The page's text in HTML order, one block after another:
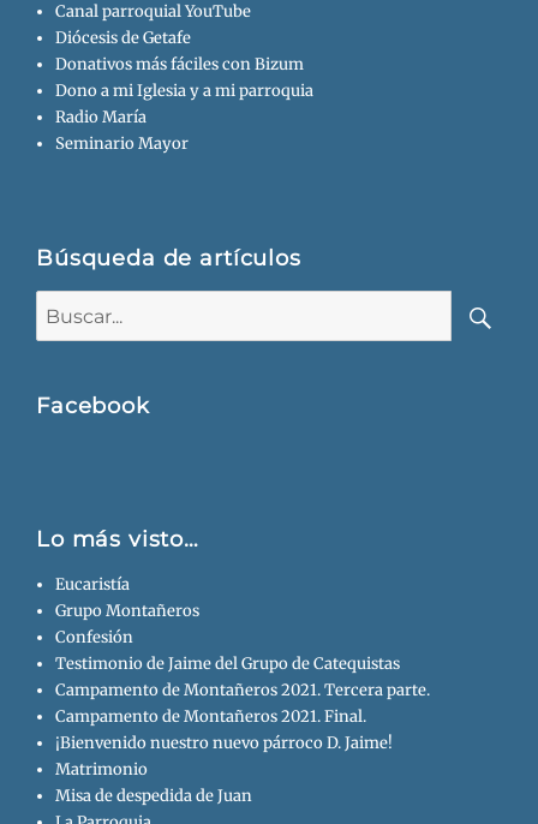
Canal parroquial YouTube
Diócesis de Getafe
Donativos más fáciles con Bizum
Dono a mi Iglesia y a mi parroquia
Radio María
Seminario Mayor
Búsqueda de artículos
Facebook
Lo más visto…
Eucaristía
Grupo Montañeros
Confesión
Testimonio de Jaime del Grupo de Catequistas
Campamento de Montañeros 2021. Tercera parte.
Campamento de Montañeros 2021. Final.
¡Bienvenido nuestro nuevo párroco D. Jaime!
Matrimonio
Misa de despedida de Juan